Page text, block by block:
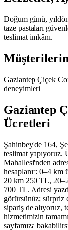
Doğum günü,
taze pastaları
teslimat imkânı.
Gaziantep Çiçek
deneyimleri
Gaziantep
Ücretleri
Şahinbey'de 164,
teslimat yapıyoruz.
Mahallesi'nden
hesaplanır: 0–4
20 km 250 TL,
700 TL. Adresi
görürsünüz; sürpriz
sipariş de alıyoruz,
hizmetimizin
sayfamıza